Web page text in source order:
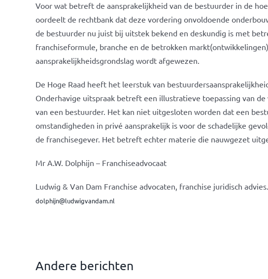
Voor wat betreft de aansprakelijkheid van de bestuurder in de
oordeelt de rechtbank dat deze vordering onvoldoende
de bestuurder nu juist bij uitstek bekend en deskundig is met
franchiseformule, branche en de betrokken
aansprakelijkheidsgrondslag wordt afgewezen.
De Hoge Raad heeft het leerstuk van
Onderhavige uitspraak betreft een illustratieve toepassing van
van een bestuurder. Het kan niet uitgesloten worden dat een
omstandigheden in privé aansprakelijk is voor de schadelijke
de franchisegever. Het betreft echter materie die nauwgezet
Mr A.W. Dolphijn – Franchiseadvocaat
Ludwig & Van Dam Franchise advocaten, franchise juridisch advies.
dolphijn@ludwigvandam.nl
Andere berichten